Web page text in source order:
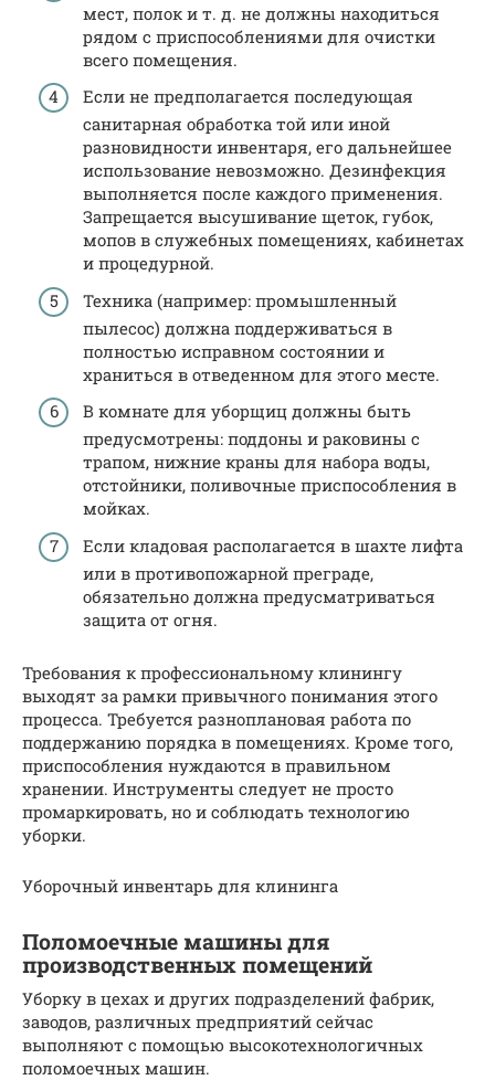
мест, полок и т. д. не должны находиться
рядом с приспособлениями для очистки
всего помещения.
Если не предполагается последующая
санитарная обработка той или иной
разновидности инвентаря, его дальнейшее
использование невозможно. Дезинфекция
выполняется после каждого применения.
Запрещается высушивание щеток, губок,
мопов в служебных помещениях, кабинетах
и процедурной.
Техника (например: промышленный
пылесос) должна поддерживаться в
полностью исправном состоянии и
храниться в отведенном для этого месте.
В комнате для уборщиц должны быть
предусмотрены: поддоны и раковины с
трапом, нижние краны для набора воды,
отстойники, поливочные приспособления в
мойках.
Если кладовая располагается в шахте лифта
или в противопожарной преграде,
обязательно должна предусматриваться
защита от огня.
Требования к профессиональному клинингу
выходят за рамки привычного понимания этого
процесса. Требуется разноплановая работа по
поддержанию порядка в помещениях. Кроме того,
приспособления нуждаются в правильном
хранении. Инструменты следует не просто
промаркировать, но и соблюдать технологию
уборки.
Уборочный инвентарь для клининга
Поломоечные машины для
производственных помещений
Уборку в цехах и других подразделений фабрик,
заводов, различных предприятий сейчас
выполняют с помощью высокотехнологичных
поломоечных машин.